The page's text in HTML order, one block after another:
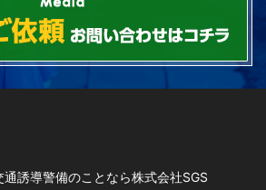
誘導警備のことなら株式会社SGS